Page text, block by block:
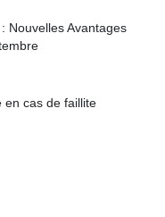
Nouvelles Avantages
en cas de faillite